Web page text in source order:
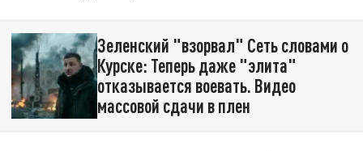
Зеленский "взорвал" Сеть словами о
Курске: Теперь даже "элита"
отказывается воевать. Видео
массовой сдачи в плен